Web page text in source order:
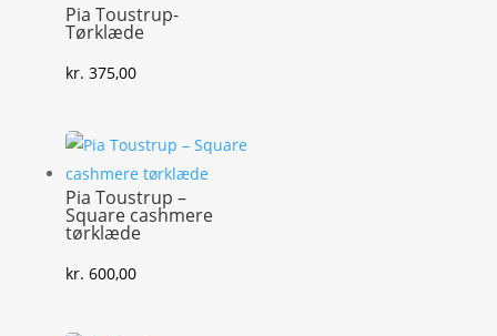
Pia Toustrup-
Tørklæde
kr. 375,00
Pia Toustrup –
Square cashmere
tørklæde
kr. 600,00